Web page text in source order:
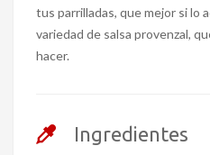
tus parrilladas, que mejor si lo
variedad de salsa provenzal,
hacer.
Ingredientes